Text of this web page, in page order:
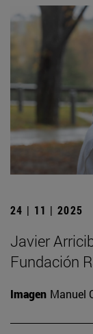
24 | 11 | 2025
Javier
Fundación
Imagen Manuel